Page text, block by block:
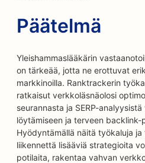
Päätelmä
Yleishammaslääkärin
on tärkeää, jotta ne erottuvat
markkinoilla. Ranktrackerin
ratkaisut verkkoläsnäolosi
seurannasta ja SERP-
löytämiseen ja terveen backlink-
Hyödyntämällä näitä työkaluja
liikennettä lisääviä strategioita
potilaita, rakentaa vahvan